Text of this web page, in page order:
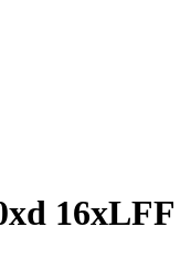
16xLFF